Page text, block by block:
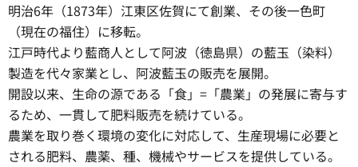
明治6年（1873年）江東区佐賀にて創業、その後一色町
（現在の福住）に移転。
江戸時代より藍商人として阿波（徳島県）の藍玉（染料）
製造を代々家業とし、阿波藍玉の販売を展開。
開設以来、生命の源である「食」=「農業」の発展に寄与す
るため、一貫して肥料販売を続けている。
農業を取り巻く環境の変化に対応して、生産現場に必要と
される肥料、農薬、種、機械やサービスを提供している。